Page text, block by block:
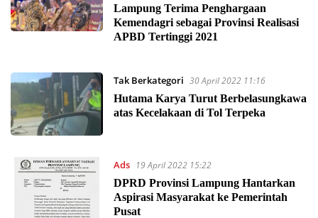
Lampung Terima Penghargaan
Kemendagri sebagai Provinsi Realisasi
APBD Tertinggi 2021
Tak Berkategori 30 April 2022 11:16
Hutama Karya Turut Berbelasungkawa
atas Kecelakaan di Tol Terpeka
Ads
19 April 2022 15:22
DPRD Provinsi Lampung Hantarkan
Aspirasi Masyarakat ke Pemerintah
Pusat